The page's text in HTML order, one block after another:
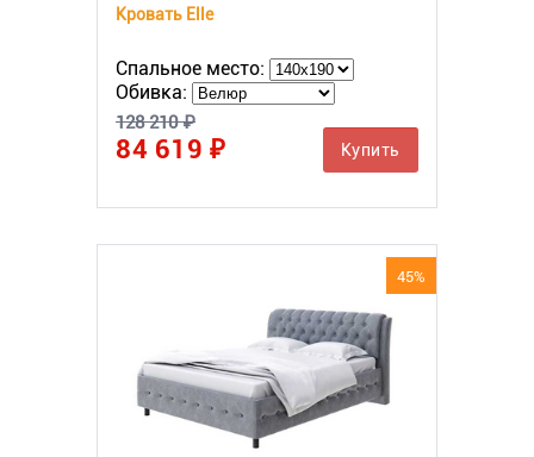
Кровать Elle
Спальное место:
Обивка:
128 210 ₽
84 619 ₽ Купить
45%